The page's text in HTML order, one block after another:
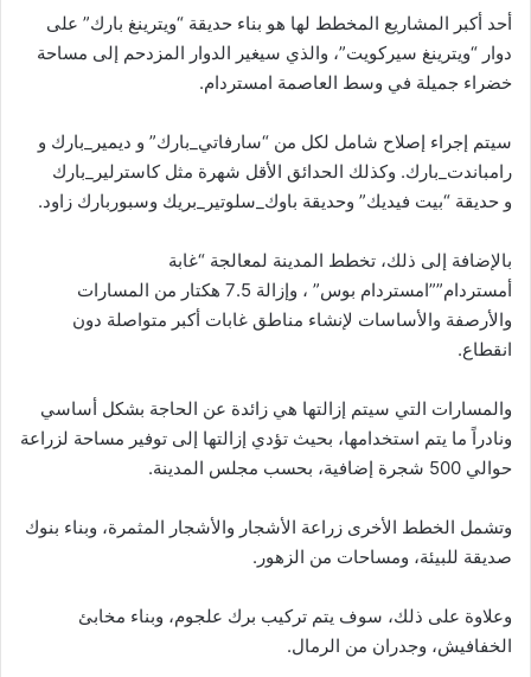
أحد أكبر المشاريع المخطط لها هو بناء حديقة “ويترينغ بارك” على
دوار “ويترينغ سيركويت”، والذي سيغير الدوار المزدحم إلى مساحة
خضراء جميلة في وسط العاصمة امستردام.
سيتم إجراء إصلاح شامل لكل من “سارفاتي_بارك” و ديمير_بارك و
رامباندت_بارك. وكذلك الحدائق الأقل شهرة مثل كاسترلير_بارك
و حديقة “بيت فيديك” وحديقة باوك_سلوتير_بريك وسبوربارك زاود.
بالإضافة إلى ذلك، تخطط المدينة لمعالجة “غابة
أمستردام””امستردام بوس” ، وإزالة 7.5 هكتار من المسارات
والأرصفة والأساسات لإنشاء مناطق غابات أكبر متواصلة دون
انقطاع.
والمسارات التي سيتم إزالتها هي زائدة عن الحاجة بشكل أساسي
ونادراً ما يتم استخدامها، بحيث تؤدي إزالتها إلى توفير مساحة لزراعة
حوالي 500 شجرة إضافية، بحسب مجلس المدينة.
وتشمل الخطط الأخرى زراعة الأشجار والأشجار المثمرة، وبناء بنوك
صديقة للبيئة، ومساحات من الزهور.
وعلاوة على ذلك، سوف يتم تركيب برك علجوم، وبناء مخابئ
الخفافيش، وجدران من الرمال.